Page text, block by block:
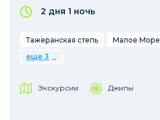
2 дня 1 ночь
Тажеранская степь Малое Море
еще 3
Экскурсии Джипы